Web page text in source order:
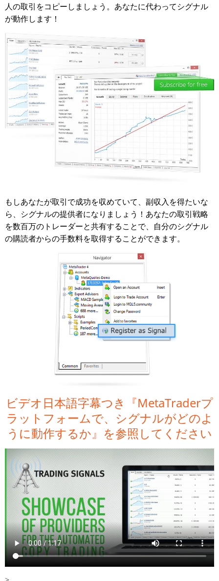
人の取引をコピーしましょう。あなたに代わってシグナル
が動作します！
もしあなたが取引で成功を収めていて、副収入を得たいな
ら、シグナルの提供者になりましょう！あなたの取引戦略
を数百万のトレーダーと共有することで、自分のシグナル
の購読者からの手数料を取得することができます。
ビデオ日本語字幕つき『MetaTraderプ
ラットフォームで、シグナルがどのよ
うに動作するか』を参照してください